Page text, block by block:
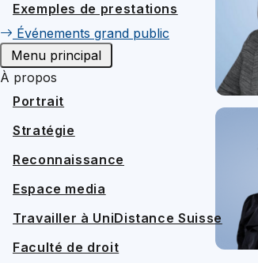
Exemples de prestations
Événements grand public
Menu principal
À propos
Portrait
Stratégie
Reconnaissance
Espace media
Travailler à UniDistance Suisse
Faculté de droit